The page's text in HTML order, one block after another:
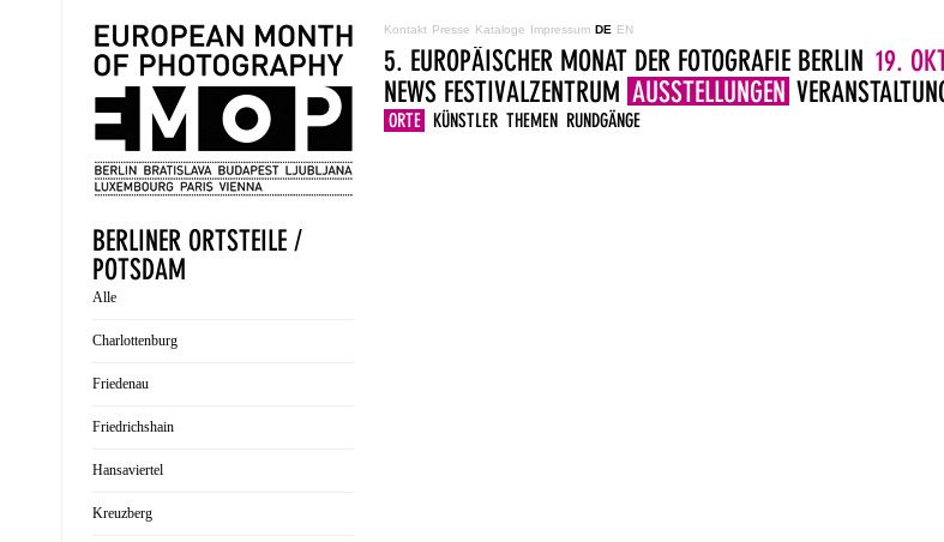
Kontakt Presse Kataloge Impressum DE EN
5. EUROPÄISCHER MONAT DER FOTOGRAFIE BERLIN 19.
NEWS FESTIVALZENTRUM AUSSTELLUNGEN
ORTE KÜNSTLER THEMEN RUNDGÄNGE
BERLINER ORTSTEILE /
POTSDAM
Alle
Charlottenburg
Friedenau
Friedrichshain
Hansaviertel
Kreuzberg